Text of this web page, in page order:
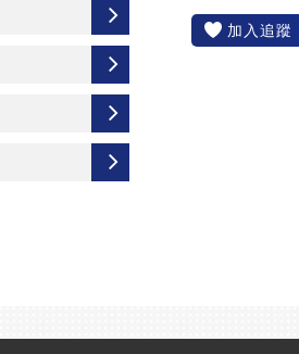
加入追蹤